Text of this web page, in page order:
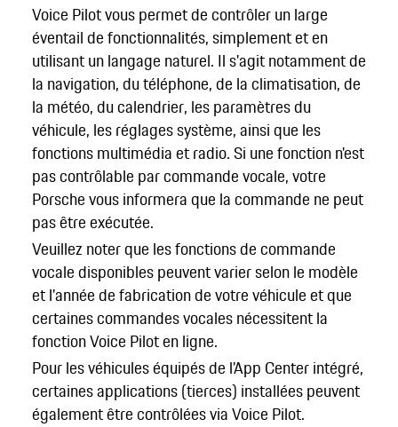
Voice Pilot vous permet de contrôler un large
éventail de fonctionnalités, simplement et en
utilisant un langage naturel. Il s'agit notamment de
la navigation, du téléphone, de la climatisation, de
la météo, du calendrier, les paramètres du
véhicule, les réglages système, ainsi que les
fonctions multimédia et radio. Si une fonction n'est
pas contrôlable par commande vocale, votre
Porsche vous informera que la commande ne peut
pas être exécutée.
Veuillez noter que les fonctions de commande
vocale disponibles peuvent varier selon le modèle
et l'année de fabrication de votre véhicule et que
certaines commandes vocales nécessitent la
fonction Voice Pilot en ligne.
Pour les véhicules équipés de l'App Center intégré,
certaines applications (tierces) installées peuvent
également être contrôlées via Voice Pilot.